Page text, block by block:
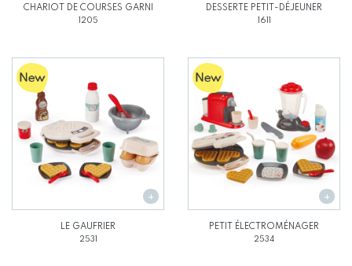
CHARIOT DE COURSES GARNI
1205
DESSERTE PETIT-DÉJEUNER
1611
LE GAUFRIER
2531
PETIT ÉLECTROMÉNAGER
2534